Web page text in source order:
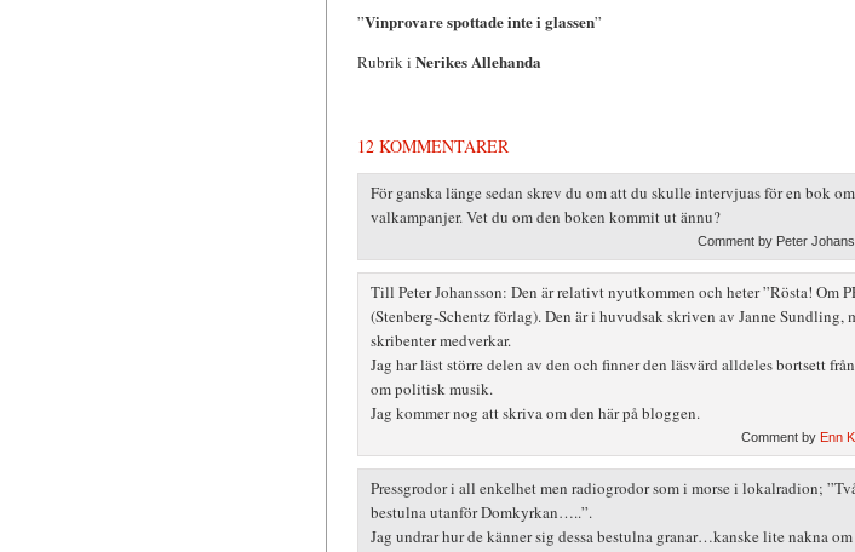
”Vinprovare spottade inte i glassen”
Rubrik i Nerikes Allehanda
12 KOMMENTARER
För ganska länge sedan skrev du om att du skulle intervjuas för en bok
valkampanjer. Vet du om den boken kommit ut ännu?
Comment by Peter
Till Peter Johansson: Den är relativt nyutkommen och heter ”Rösta! Om
(Stenberg-Schentz förlag). Den är i huvudsak skriven av Janne Sundling,
skribenter medverkar.
Jag har läst större delen av den och finner den läsvärd alldeles bortsett
om politisk musik.
Jag kommer nog att skriva om den här på bloggen.
Comment by Enn
Pressgrodor i all enkelhet men radiogrodor som i morse i lokalradion;
bestulna utanför Domkyrkan…..”.
Jag undrar hur de känner sig dessa bestulna granar…kanske lite nakna